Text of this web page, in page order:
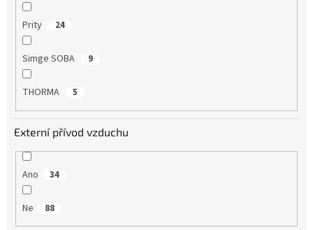
Prity 24
Simge SOBA 9
THORMA 5
Externí přívod vzduchu
Ano 34
Ne 88